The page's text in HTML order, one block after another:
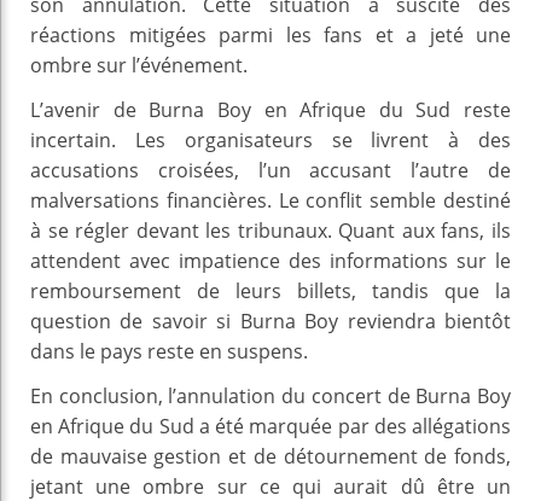
réactions mitigées parmi les fans et a jeté une
ombre sur l’événement.
L’avenir de Burna Boy en Afrique du Sud reste
incertain. Les organisateurs se livrent à des
accusations croisées, l’un accusant l’autre de
malversations financières. Le conflit semble destiné
à se régler devant les tribunaux. Quant aux fans, ils
attendent avec impatience des informations sur le
remboursement de leurs billets, tandis que la
question de savoir si Burna Boy reviendra bientôt
dans le pays reste en suspens.
En conclusion, l’annulation du concert de Burna Boy
en Afrique du Sud a été marquée par des allégations
de mauvaise gestion et de détournement de fonds,
jetant une ombre sur ce qui aurait dû être un